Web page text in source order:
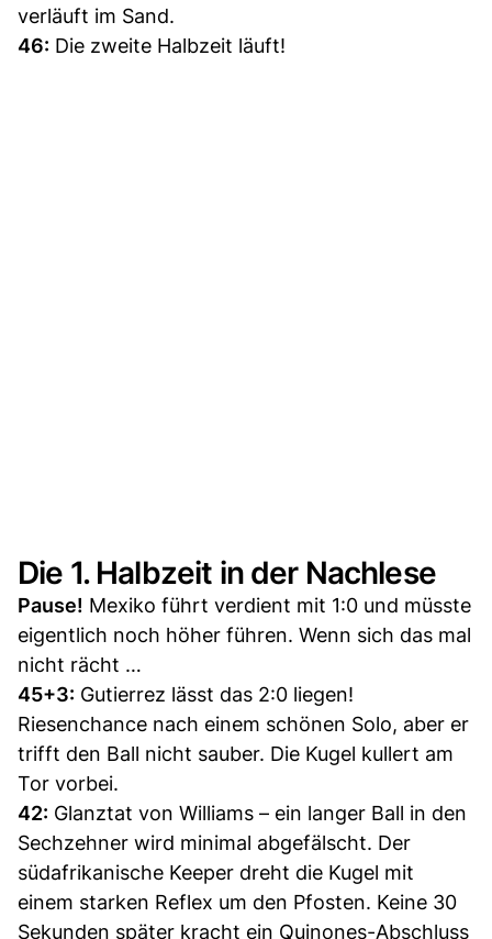
verläuft im Sand.
46: Die zweite Halbzeit läuft!
Die 1. Halbzeit in der Nachlese
Pause! Mexiko führt verdient mit 1:0 und müsste
eigentlich noch höher führen. Wenn sich das mal
nicht rächt …
45+3: Gutierrez lässt das 2:0 liegen!
Riesenchance nach einem schönen Solo, aber er
trifft den Ball nicht sauber. Die Kugel kullert am
Tor vorbei.
42: Glanztat von Williams – ein langer Ball in den
Sechzehner wird minimal abgefälscht. Der
südafrikanische Keeper dreht die Kugel mit
einem starken Reflex um den Pfosten. Keine 30
Sekunden später kracht ein Quinones-Abschluss